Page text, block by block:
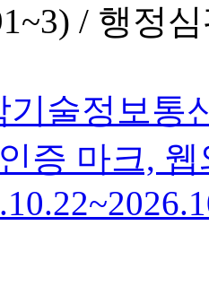
/ 행정심